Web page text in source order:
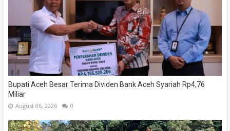
Bupati Aceh Besar Terima Dividen Bank Aceh Syariah Rp4,76
Miliar
August 06, 2026 0